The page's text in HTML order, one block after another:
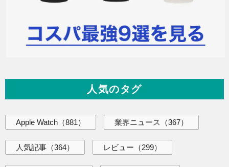
人気のタグ
Apple Watch （881） 業界ニュース （367）
人気記事 （364） レビュー （299）